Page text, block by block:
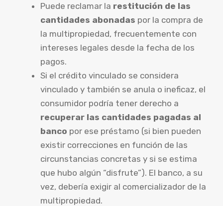
Puede reclamar la restitución de las
cantidades abonadas por la compra de
la multipropiedad, frecuentemente con
intereses legales desde la fecha de los
pagos.
Si el crédito vinculado se considera
vinculado y también se anula o ineficaz, el
consumidor podría tener derecho a
recuperar las cantidades pagadas al
banco por ese préstamo (si bien pueden
existir correcciones en función de las
circunstancias concretas y si se estima
que hubo algún “disfrute”). El banco, a su
vez, debería exigir al comercializador de la
multipropiedad.